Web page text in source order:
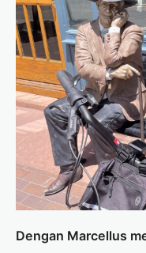
Dengan Marcellus